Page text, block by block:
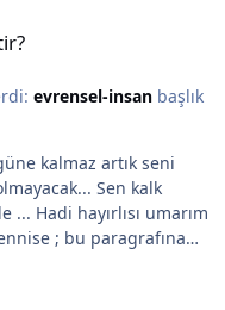
evrensel-insanbaşlık
kalmaz artık seni
Sen kalk
... Hadi hayırlısı umarım